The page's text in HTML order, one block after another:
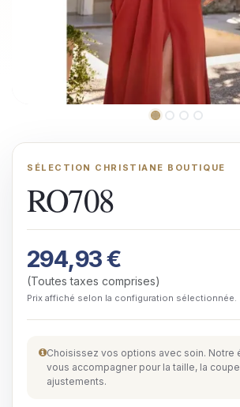
SÉLECTION CHRISTIANE BOUTIQUE
RO708
294,93€
(Toutes taxes comprises)
Prix affiché selon la configuration sélectionnée.
Choisissez vos options avec soin. Notre
vous accompagner pour la taille, la
ajustements.